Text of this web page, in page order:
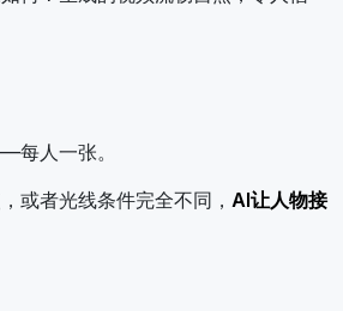
每人一张。
或者光线条件完全不同， AI让人物接